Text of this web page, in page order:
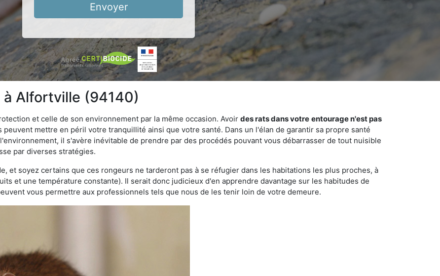
Envoyer
Alfortville (94140)
et celle de son environnement par la même occasion. Avoir des rats dans votre entourage n'est pas
peuvent mettre en péril votre tranquillité ainsi que votre santé. Dans un l'élan de garantir sa propre santé
il s'avère inévitable de prendre par des procédés pouvant vous débarrasser de tout nuisible
par diverses stratégies.
et soyez certains que ces rongeurs ne tarderont pas à se réfugier dans les habitations les plus proches, à
et une température constante). Il serait donc judicieux d'en apprendre davantage sur les habitudes de
vous permettre aux professionnels tels que nous de les tenir loin de votre demeure.